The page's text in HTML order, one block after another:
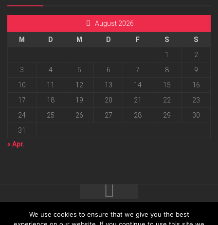
August 2026
M D M D F S
S
1
2
3
4 5 6 7 8
9
10
11 12 13 14 15
16
17
18 19 20 21 22
23
24
25 26 27 28 29
30
31
« Apr.
We use cookies to ensure that we give you the best